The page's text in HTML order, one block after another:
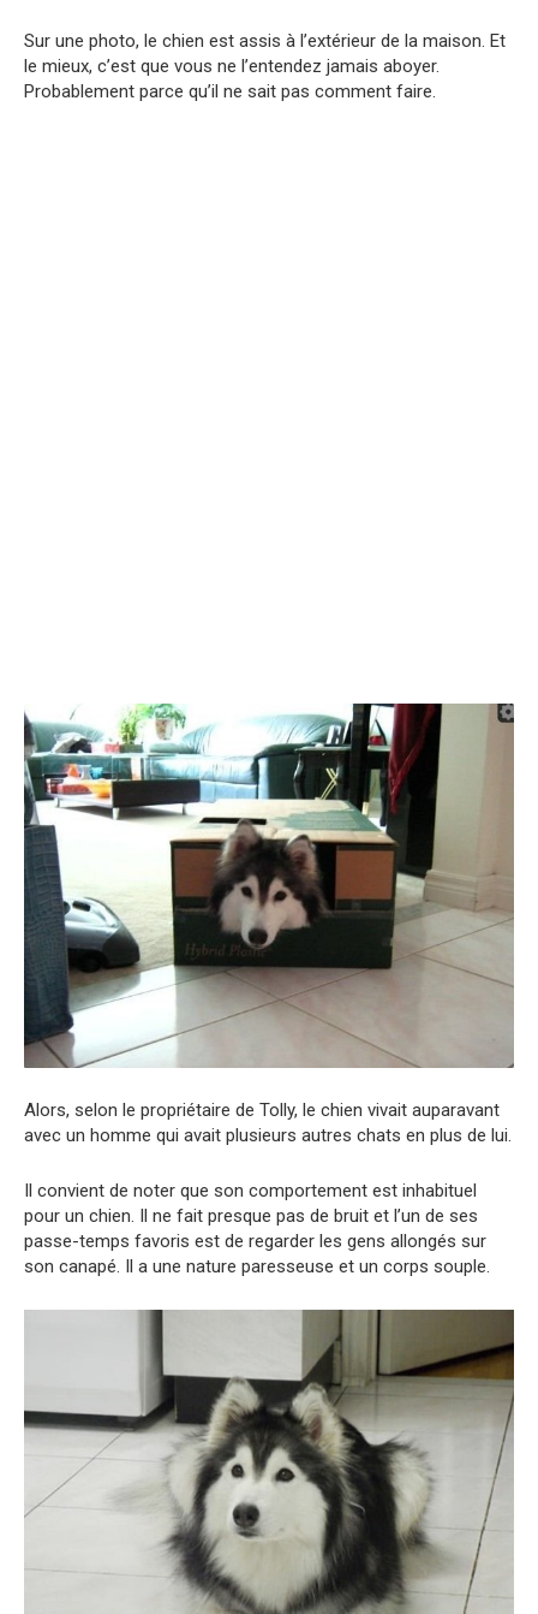
Sur une photo, le chien est assis à l’extérieur de la maison. Et
le mieux, c’est que vous ne l’entendez jamais aboyer.
Probablement parce qu’il ne sait pas comment faire.
Alors, selon le propriétaire de Tolly, le chien vivait auparavant
avec un homme qui avait plusieurs autres chats en plus de lui.
Il convient de noter que son comportement est inhabituel
pour un chien. Il ne fait presque pas de bruit et l’un de ses
passe-temps favoris est de regarder les gens allongés sur
son canapé. Il a une nature paresseuse et un corps souple.